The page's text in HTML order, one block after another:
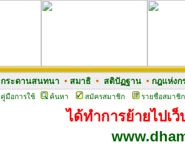
กระดานสนทนา • สมาธิ• สติปัฏฐาน• กฎแห่งก
คู่มือการใช้ ค้นหา สมัครสมาชิก รายชื่อสมาชิก
ได้ทำการย้ายไปเ